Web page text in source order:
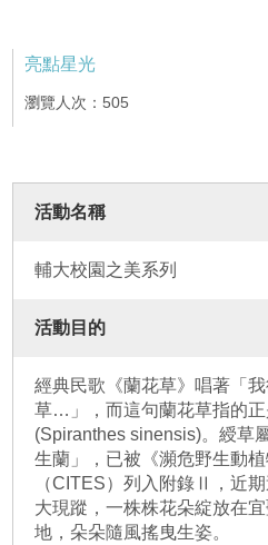
亮點星光
瀏覽人次：505
活動名稱
輔大校園之美系列
活動目的
經典民歌《蘭花草》唱著「
草…」，而這句蘭花草指的正
(Spiranthes sinensis)。綬草
生蘭」，已被《瀕危野生動植
（CITES）列入附錄Ⅱ，近
大現蹤，一株株花朵綻放在
地，朵朵隨風搖曳生姿。